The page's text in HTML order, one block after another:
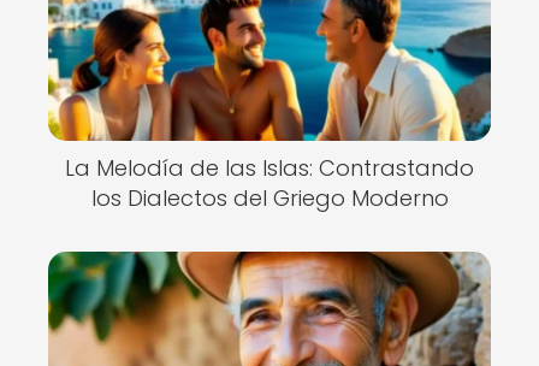
La Melodía de las Islas: Contrastando
los Dialectos del Griego Moderno